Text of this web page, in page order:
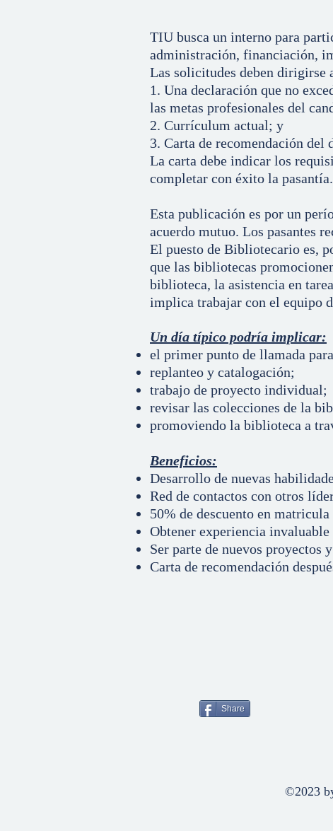
TIU busca un interno para
administración, financiación,
Las solicitudes deben
1. Una declaración que no
las metas profesionales del
2. Currículum actual; y
3. Carta de recomendación
La carta debe indicar los
completar con éxito la pasantía.
Esta publicación es por un
acuerdo mutuo. Los pasantes
El puesto de Bibliotecario es,
que las bibliotecas
biblioteca, la asistencia en
implica trabajar con el equipo
Un día típico podría implicar:
el primer punto de llamada
replanteo y catalogación;
trabajo de proyecto individual;
revisar las colecciones de la
promoviendo la biblioteca a
Beneficios:
Desarrollo de nuevas
Red de contactos con otros
50% de descuento en
Obtener experiencia
Ser parte de nuevos proyectos
Carta de recomendación
Share
©2023